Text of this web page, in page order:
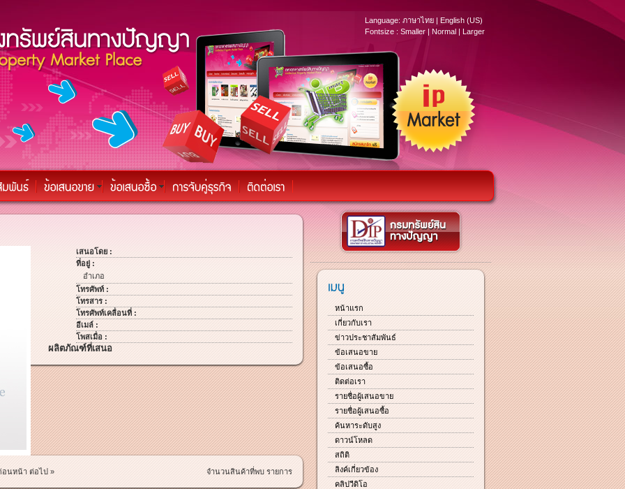
Language: ภาษาไทย | English (US)
Fontsize : Smaller | Normal | Larger
เสนอโดย :
ที่อยู่ :
อำเภอ
โทรศัพท์ :
โทรสาร :
โทรศัพท์เคลื่อนที่ :
อีเมล์ :
โพสเมื่อ :
ผลิตภัณฑ์ที่เสนอ
จำนวนสินค้าที่พบ รายการ
อนหน้า ต่อไป »
หน้าแรก
เกี่ยวกับเรา
ข่าวประชาสัมพันธ์
ข้อเสนอขาย
ข้อเสนอซื้อ
ติดต่อเรา
รายชื่อผู้เสนอขาย
รายชื่อผู้เสนอซื้อ
ค้นหาระดับสูง
ดาวน์โหลด
สถิติ
ลิงค์เกี่ยวข้อง
คลิปวีดิโอ